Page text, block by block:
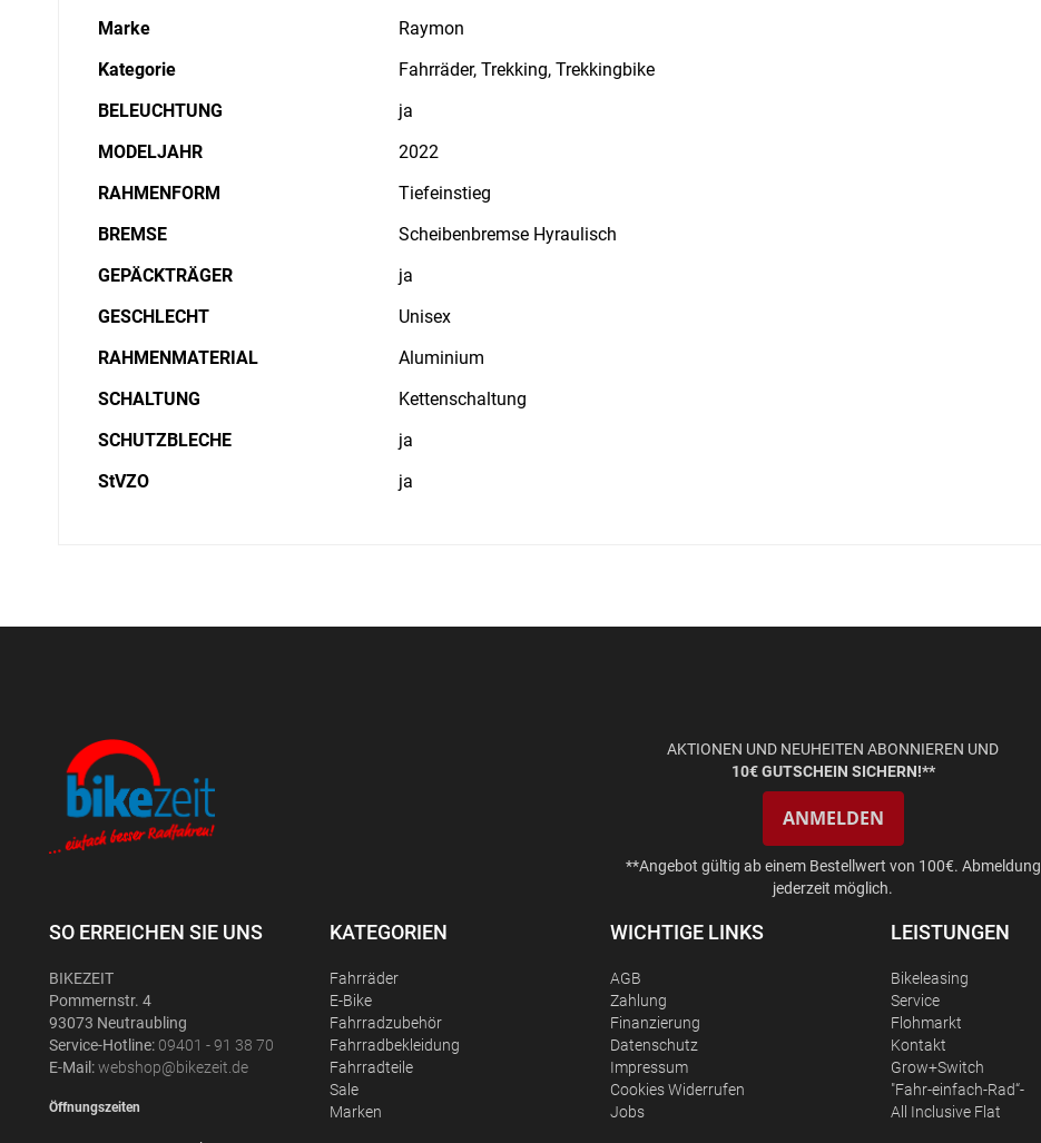
Marke
Raymon
Kategorie
Fahrräder, Trekking, Trekkingbike
BELEUCHTUNG
ja
MODELJAHR
2022
RAHMENFORM
Tiefeinstieg
BREMSE
Scheibenbremse Hyraulisch
GEPÄCKTRÄGER
ja
GESCHLECHT
Unisex
RAHMENMATERIAL
Aluminium
SCHALTUNG
Kettenschaltung
SCHUTZBLECHE
ja
StVZO
ja
AKTIONEN UND NEUHEITEN ABONNIEREN UND
10€ GUTSCHEIN SICHERN!**
ANMELDEN
**Angebot gültig ab einem Bestellwert von 100€. Abmeldung
jederzeit möglich.
SO ERREICHEN SIE UNS
BIKEZEIT
Pommernstr. 4
93073 Neutraubling
Service-Hotline: 09401 - 91 38 70
E-Mail:webshop@bikezeit.de
Öffnungszeiten
KATEGORIEN
Fahrräder
E-Bike
Fahrradzubehör
Fahrradbekleidung
Fahrradteile
Sale
Marken
WICHTIGE LINKS
AGB
Zahlung
Finanzierung
Datenschutz
Impressum
Сookies Widerrufen
Jobs
LEISTUNGEN
Bikeleasing
Service
Flohmarkt
Kontakt
Grow+Switch
"Fahr-einfach-Rad“-
All Inclusive Flat